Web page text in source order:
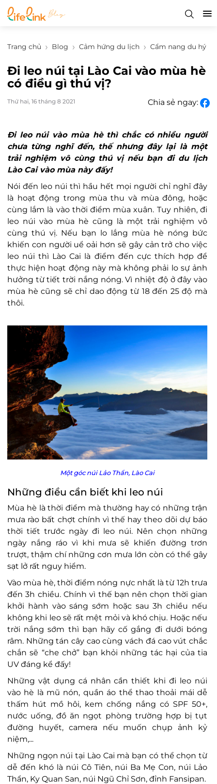
Trang chủ Blog Cảm hứng du lịch Cẩm nang du hý
Đi leo núi tại Lào Cai vào mùa hè
có điều gì thú vị?
Thứ hai, 16 tháng 8 2021 Chia sẻ ngay:
Đi leo núi vào mùa hè thì chắc có nhiều người
chưa từng nghĩ đến, thế nhưng đây lại là một
trải nghiệm vô cùng thú vị nếu bạn đi du lịch
Lào Cai vào mùa này đấy!
Nói đến leo núi thì hầu hết mọi người chỉ nghĩ đây
là hoạt động trong mùa thu và mùa đông, hoặc
cùng lắm là vào thời điểm mùa xuân. Tuy nhiên, đi
leo núi vào mùa hè cũng là một trải nghiệm vô
cùng thú vị. Nếu bạn lo lắng mùa hè nóng bức
khiến con người uể oải hơn sẽ gây cản trở cho việc
leo núi thì Lào Cai là điểm đến cực thích hợp để
thực hiện hoạt động này mà không phải lo sự ảnh
hưởng từ tiết trời nắng nóng. Vì nhiệt độ ở đây vào
mùa hè cũng sẽ chỉ dao động từ 18 đến 25 độ mà
thôi.
Một góc núi Lảo Thẩn, Lào Cai
Những điều cần biết khi leo núi
Mùa hè là thời điểm mà thường hay có những trận
mưa rào bất chợt chính vì thế hay theo dõi dự báo
thời tiết trước ngày đi leo núi. Nên chọn những
ngày nắng ráo vì khi mưa sẽ khiến đường trơn
trượt, thậm chí những cơn mưa lớn còn có thể gây
sạt lở rất nguy hiểm.
Vào mùa hè, thời điểm nóng nực nhất là từ 12h trưa
đến 3h chiều. Chính vì thế bạn nên chọn thời gian
khởi hành vào sáng sớm hoặc sau 3h chiều nếu
không khi leo sẽ rất mệt mỏi và khó chịu. Hoặc nếu
trời nắng sớm thì bạn hãy cố gắng đi dưới bóng
râm. Những tán cây cao cùng vách đá cao vút chắc
chắn sẽ “che chở” bạn khỏi những tác hại của tia
UV đáng kể đấy!
Những vật dụng cá nhân cần thiết khi đi leo núi
vào hè là mũ nón, quần áo thể thao thoải mái dễ
thấm hút mồ hôi, kem chống nắng có SPF 50+,
nước uống, đồ ăn ngọt phòng trường hợp bị tụt
đường huyết, camera nếu muốn chụp ảnh kỷ
niệm,...
Những ngọn núi tại Lào Cai mà bạn có thể chọn từ
dễ đến khó là núi Cô Tiên, núi Ba Mẹ Con, núi Lảo
Thẩn, Ky Quan San, núi Ngũ Chỉ Sơn, đỉnh Fansipan.